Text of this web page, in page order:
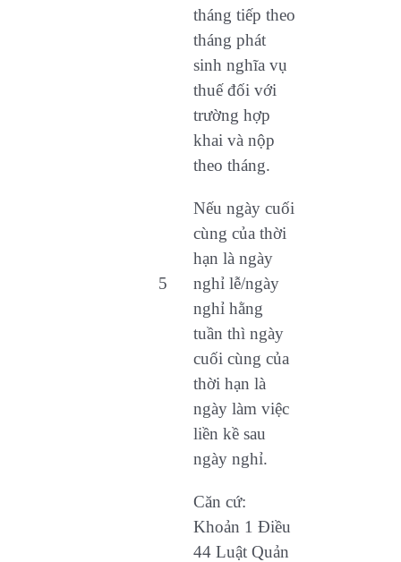
5
tháng tiếp theo
tháng phát
sinh nghĩa vụ
thuế đối với
trường hợp
khai và nộp
theo tháng.
Nếu ngày cuối
cùng của thời
hạn là ngày
nghỉ lễ/ngày
nghỉ hằng
tuần thì ngày
cuối cùng của
thời hạn là
ngày làm việc
liền kề sau
ngày nghỉ.
Căn cứ:
Khoản 1 Điều
44 Luật Quản